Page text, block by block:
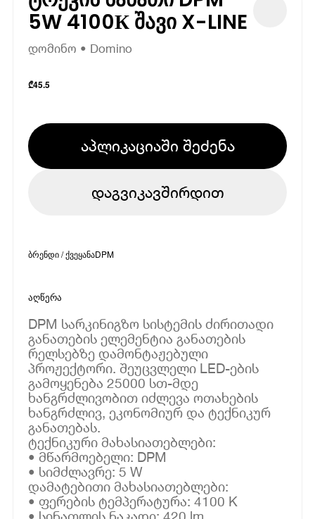
5W 4100К შავი X-LINE
დომინო • Domino
₾45.5
აპლიკაციაში შეძენა
დაგვიკავშირდით
ბრენდი / ქვეყანაDPM
აღწერა
DPM სარკინიგზო სისტემის ძირითადი
განათების ელემენტია განათების
რელსებზე დამონტაჟებული
პროჟექტორი. შეუცვლელი LED-ების
გამოყენება 25000 სთ-მდე
ხანგრძლივობით იძლევა ოთახების
ხანგრძლივ, ეკონომიურ და ტექნიკურ
განათებას.
ტექნიკური მახასიათებლები:
• მწარმოებელი: DPM
• სიმძლავრე: 5 W
დამატებითი მახასიათებლები:
• ფერების ტემპერატურა: 4100 K
• სინათლის ნაკადი: 420 lm